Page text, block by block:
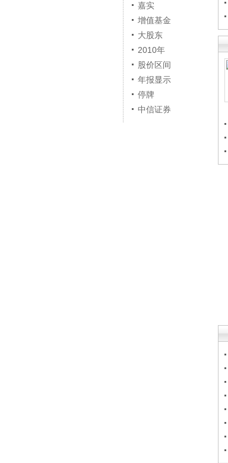
嘉实
增值基金
大股东
2010年
股价区间
年报显示
停牌
中信证券